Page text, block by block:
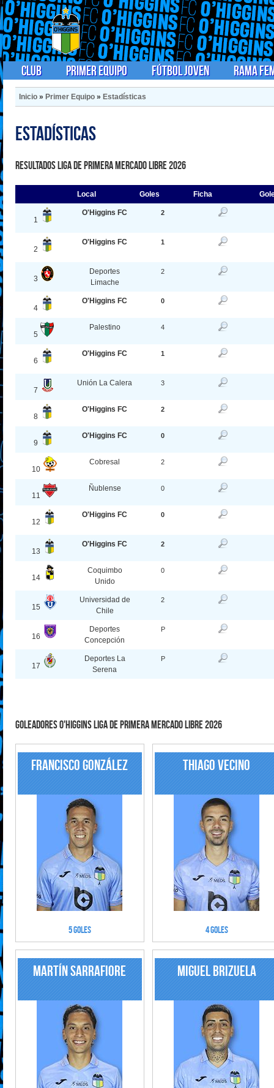
Club Primer Equipo Fútbol Joven Rama
Inicio » Primer Equipo » Estadísticas
Estadísticas
Resultados Liga de Primera Mercado Libre 2026
Local Goles Ficha
1
O'Higgins FC 2
2
O'Higgins FC 1
3
Deportes
Limache
2
4
O'Higgins FC 0
5
Palestino 4
6
O'Higgins FC 1
7
Unión La Calera 3
8
O'Higgins FC 2
9
O'Higgins FC 0
10
Cobresal 2
11
Ñublense 0
12
O'Higgins FC 0
13
O'Higgins FC 2
14
Coquimbo
Unido
0
15
Universidad de
Chile
2
16
Deportes
Concepción
P
17
Deportes La
Serena
P
Goleadores O'Higgins Liga de Primera Mercado Libre 2026
Francisco González
5 Goles
Thiago Vecino
4 Goles
Martín Sarrafiore Miguel Brizuela